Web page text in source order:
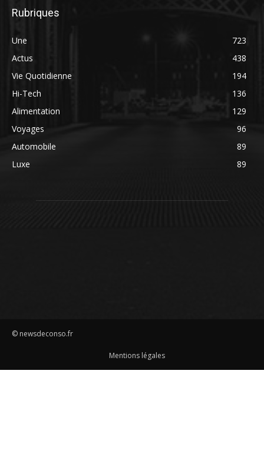
Rubriques
Une
723
Actus
438
Vie Quotidienne
194
Hi-Tech
136
Alimentation
129
Voyages
96
Automobile
89
Luxe
89
© newsdeconso.fr
Mentions légales